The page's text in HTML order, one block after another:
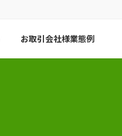
お取引会社様業態例